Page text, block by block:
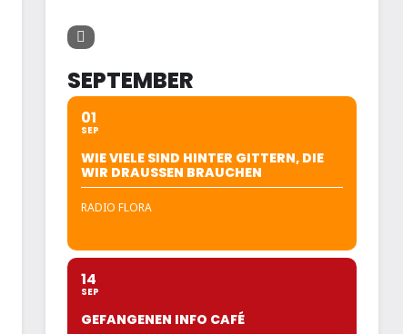
SEPTEMBER
01
SEP
WIE VIELE SIND HINTER GITTERN, DIE
WIR DRAUSSEN BRAUCHEN
RADIO FLORA
14
SEP
GEFANGENEN INFO CAFÉ